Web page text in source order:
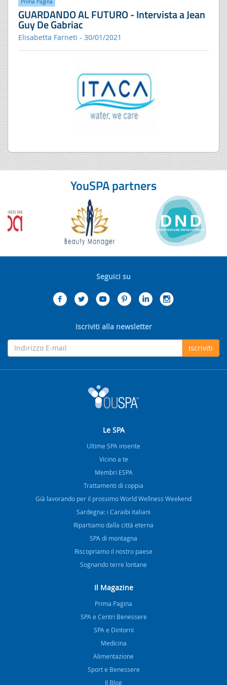
Prima Pagina
GUARDANDO AL FUTURO - Intervista a Jean
Guy De Gabriac
Elisabetta Farneti - 30/01/2021
YouSPA partners
Seguici su
Iscriviti alla newsletter
Iscriviti
Le SPA
Ultime SPA inserite
Vicino a te
Membri ESPA
Trattamenti di coppia
Già lavorando per il prossimo World Wellness Weekend
Sardegna: i Caraibi italiani
Ripartiamo dalla città eterna
SPA di montagna
Riscopriamo il nostro paese
Sognando terre lontane
Il Magazine
Prima Pagina
SPA e Centri Benessere
SPA e Dintorni
Medicina
Alimentazione
Sport e Benessere
Il Blog